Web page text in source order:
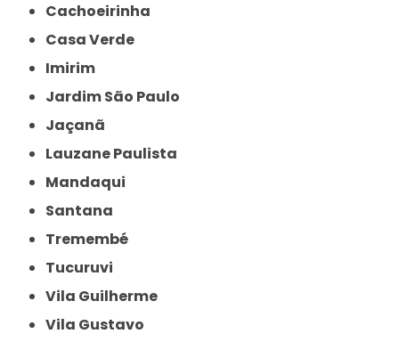
Cachoeirinha
Casa Verde
Imirim
Jardim São Paulo
Jaçanã
Lauzane Paulista
Mandaqui
Santana
Tremembé
Tucuruvi
Vila Guilherme
Vila Gustavo